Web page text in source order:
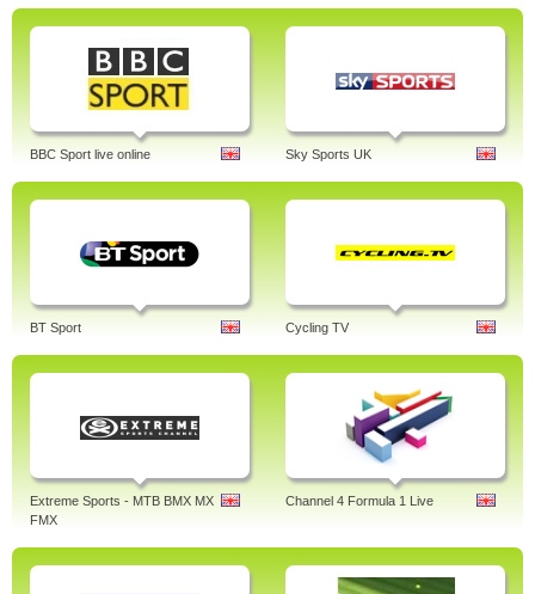
BBC Sport live online Sky Sports UK
BT Sport Cycling TV
Extreme Sports - MTB BMX MX
FMX
Channel 4 Formula 1 Live